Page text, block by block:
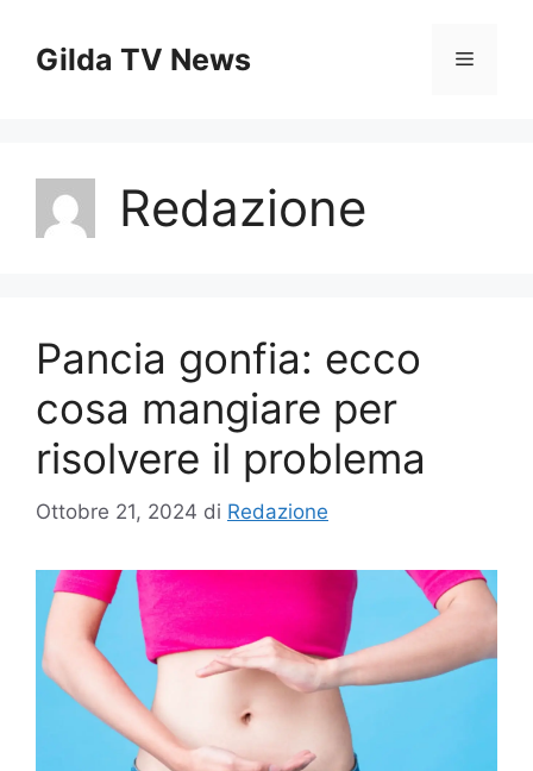
contenuto
Gilda TV News Menu
Redazione
Pancia gonfia: ecco
cosa mangiare per
risolvere il problema
Ottobre 21, 2024 di Redazione